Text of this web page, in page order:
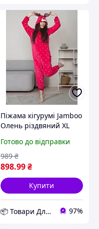
Піжама кігурумі Jamboo
Олень різдвяний XL
2026
Готово до відправки
898.99₴
989 ₴
Купити
📦 Товари Для Дому 97%